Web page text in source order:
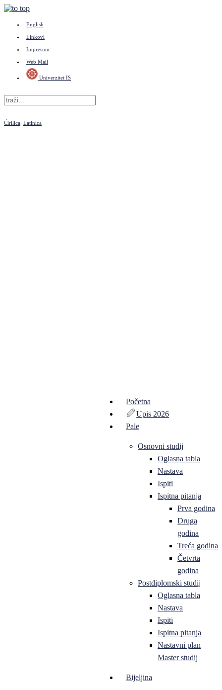
English
Linkovi
Impresum
Web Mail
Univerzitet IS
Ćirilica Latinica
Početna
Upis 2026
Pale
Osnovni studij
Oglasna tabla
Nastava
Ispiti
Ispitna pitanja
Prva godina
Druga
godina
Treća godina
Četvrta
godina
Postdiplomski studij
Oglasna tabla
Nastava
Ispiti
Ispitna pitanja
Nastavni plan
Master studij
Bijeljina